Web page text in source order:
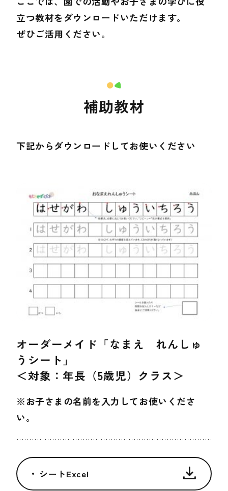
立つ教材をダウンロードいただけます。
ぜひご活用ください。
補助教材
下記からダウンロードしてお使いください
オーダーメイド「なまえ れんしゅ
うシート」
＜対象：年長（5歳児）クラス＞
※お子さまの名前を入力してお使いくださ
い。
シートExcel